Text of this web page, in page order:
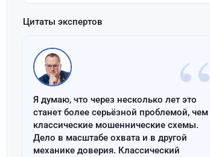
Цитаты экспертов
“
Я думаю, что через несколько лет это
станет более серьёзной проблемой, чем
классические мошеннические схемы.
Дело в масштабе охвата и в другой
механике доверия. Классический